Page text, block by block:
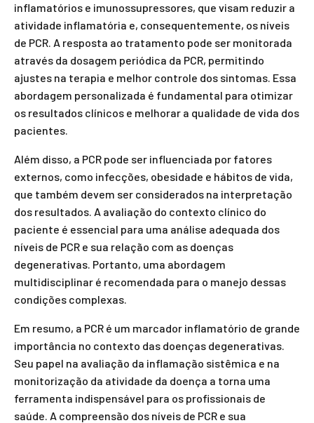
inflamatórios e imunossupressores, que visam reduzir a
atividade inflamatória e, consequentemente, os níveis
de PCR. A resposta ao tratamento pode ser monitorada
através da dosagem periódica da PCR, permitindo
ajustes na terapia e melhor controle dos sintomas. Essa
abordagem personalizada é fundamental para otimizar
os resultados clínicos e melhorar a qualidade de vida dos
pacientes.
Além disso, a PCR pode ser influenciada por fatores
externos, como infecções, obesidade e hábitos de vida,
que também devem ser considerados na interpretação
dos resultados. A avaliação do contexto clínico do
paciente é essencial para uma análise adequada dos
níveis de PCR e sua relação com as doenças
degenerativas. Portanto, uma abordagem
multidisciplinar é recomendada para o manejo dessas
condições complexas.
Em resumo, a PCR é um marcador inflamatório de grande
importância no contexto das doenças degenerativas.
Seu papel na avaliação da inflamação sistêmica e na
monitorização da atividade da doença a torna uma
ferramenta indispensável para os profissionais de
saúde. A compreensão dos níveis de PCR e sua